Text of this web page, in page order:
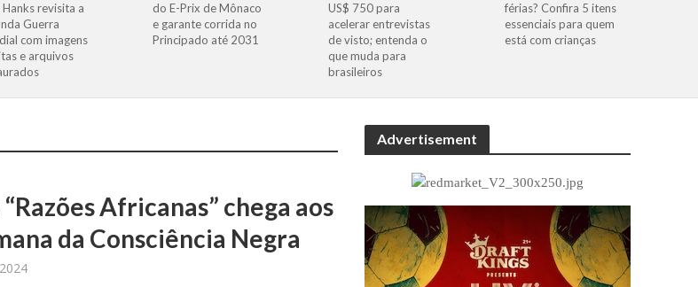
Hanks revisita a
Guerra
com imagens
e arquivos
do E-Prix de Mônaco
e garante corrida no
Principado até 2031
US$ 750 para
acelerar entrevistas
de visto; entenda o
que muda para
brasileiros
férias? Confira 5 itens
essenciais para quem
está com crianças
Africanas” chega aos
da Consciência Negra
Advertisement